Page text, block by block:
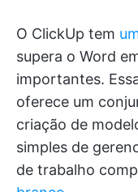
O ClickUp tem
supera o Word
importantes.
oferece um
criação de
simples de
de trabalho